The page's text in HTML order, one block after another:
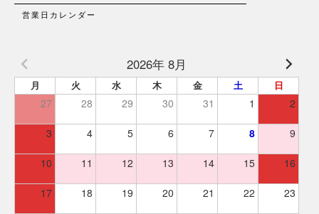
営業日カレンダー
2026年 8月
月 火 水 木 金 土 日
27 28 29 30 31 1 2
3 4 5 6 7 8 9
10 11 12 13 14 15 16
17 18 19 20 21 22 23